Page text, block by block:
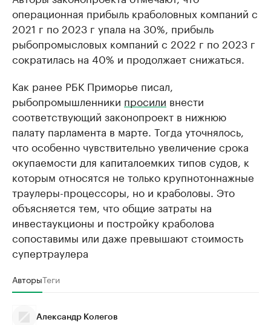
операционная прибыль краболовных компаний с
2021 г по 2023 г упала на 30%, прибыль
рыбопромысловых компаний с 2022 г по 2023 г
сократилась на 40% и продолжает снижаться.
Как ранее РБК Приморье писал,
рыбопромышленники просили внести
соответствующий законопроект в нижнюю
палату парламента в марте. Тогда уточнялось,
что особенно чувствительно увеличение срока
окупаемости для капиталоемких типов судов, к
которым относятся не только крупнотоннажные
траулеры-процессоры, но и краболовы. Это
объясняется тем, что общие затраты на
инвестаукционы и постройку краболова
сопоставимы или даже превышают стоимость
супертраулера
АвторыТеги
Александр Колегов